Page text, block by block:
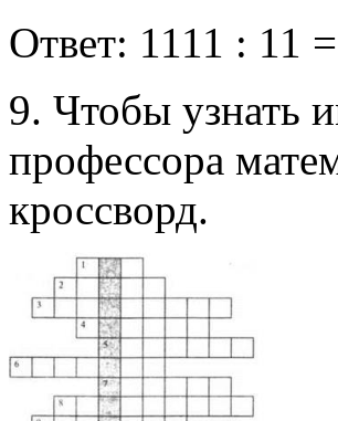
Ответ: 1111 : 11
9. Чтобы узнать
профессора
кроссворд.